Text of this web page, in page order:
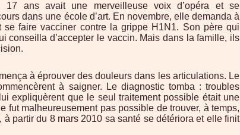
17 ans avait une merveilleuse voix d’opéra et se
dans une école d’art. En novembre, elle demanda à
faire vacciner contre la grippe H1N1. Son père qui
conseilla d’accepter le vaccin. Mais dans la famille, ils
à éprouver des douleurs dans les articulations. Le
à saigner. Le diagnostic tomba : troubles
expliquèrent que le seul traitement possible était une
fut malheureusement pas possible de trouver, à temps,
à partir du 8 mars 2010 sa santé se détériora et elle finit